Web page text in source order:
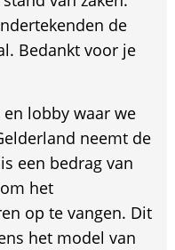
de
Bedankt voor je
lobby waar we
neemt de
een bedrag van
het
op te vangen. Dit
het model van